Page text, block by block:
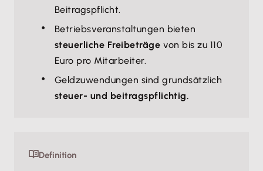
Beitragspflicht.
Betriebsveranstaltungen bieten
steuerliche Freibeträge von bis zu 110
Euro pro Mitarbeiter.
Geldzuwendungen sind grundsätzlich
steuer- und beitragspflichtig.
Definition